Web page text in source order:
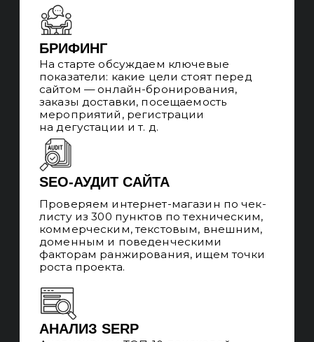
на будущее: Устанавливаем правила
подсчёта KPI, детально планируем
продвижение, определяем ключевые